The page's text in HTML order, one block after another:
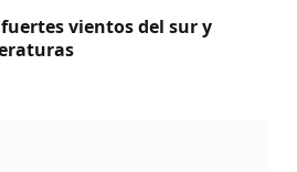
vientos del sur y